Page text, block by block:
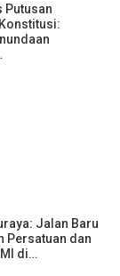
Putusan
Jalan Baru
Persatuan dan
di…